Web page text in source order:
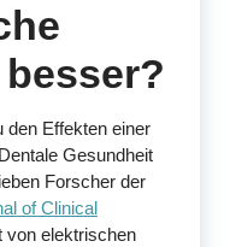
den Effekten einer
Gesundheit
Forscher der
of Clinical
von elektrischen